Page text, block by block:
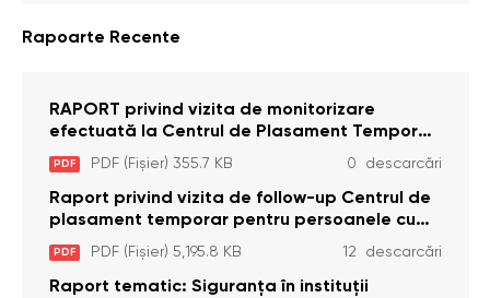
Rapoarte Recente
RAPORT privind vizita de monitorizare
efectuată la Centrul de Plasament Temporar
pentru Persoane cu Dizabilități (Adulte) din s.
Brînzeni, r. Edineț, din data de 25 mai 2026
PDF PDF (Fișier) 355.7 KB 0 descarcări
Raport privind vizita de follow-up Centrul de
plasament temporar pentru persoanele cu
dizabilități (adulte) Bădiceni, Soroca (11 iunie
2026)
PDF PDF (Fișier) 5,195.8 KB 12 descarcări
Raport tematic: Siguranța în instituții